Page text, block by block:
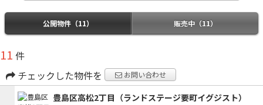
公開物件（11） 販売中（11）
11 件
チェックした物件を
お問い合わせ
豊島区高松2丁目（ランドステージ要町イグジスト）